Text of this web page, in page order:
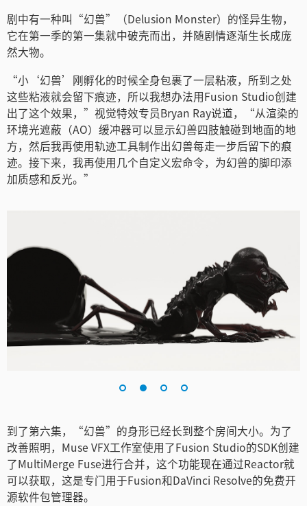
Mexico
Malaysia
Netherlands
New Zealand
Norway
Poland
South Africa
Sweden
中华台北
Ukraine
United Kingdom
United States
剧中有一种叫“幻兽”（Delusion Monster）的怪异生物，
它在第一季的第一集就中破壳而出，并随剧情逐渐生长成庞
然大物。
“小‘幻兽’刚孵化的时候全身包裹了一层粘液，所到之处
这些粘液就会留下痕迹，所以我想办法用Fusion Studio创建
出了这个效果，”视觉特效专员Bryan Ray说道，“从渲染的
环境光遮蔽（AO）缓冲器可以显示幻兽四肢触碰到地面的地
方，然后我再使用轨迹工具制作出幻兽每走一步后留下的痕
迹。接下来，我再使用几个自定义宏命令，为幻兽的脚印添
加质感和反光。”
到了第六集，“幻兽”的身形已经长到整个房间大小。为了
改善照明，Muse VFX工作室使用了Fusion Studio的SDK创建
了MultiMerge Fuse进行合并，这个功能现在通过Reactor就
可以获取，这是专门用于Fusion和DaVinci Resolve的免费开
源软件包管理器。